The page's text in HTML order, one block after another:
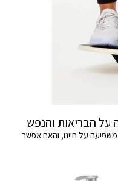
על הבריאות והנפש
על חיינו, והאם אפשר